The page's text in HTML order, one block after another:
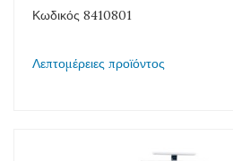
Κωδικός 8410801
Λεπτομέρειες προϊόντος